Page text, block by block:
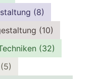
(8)
(10)
(32)
(5)